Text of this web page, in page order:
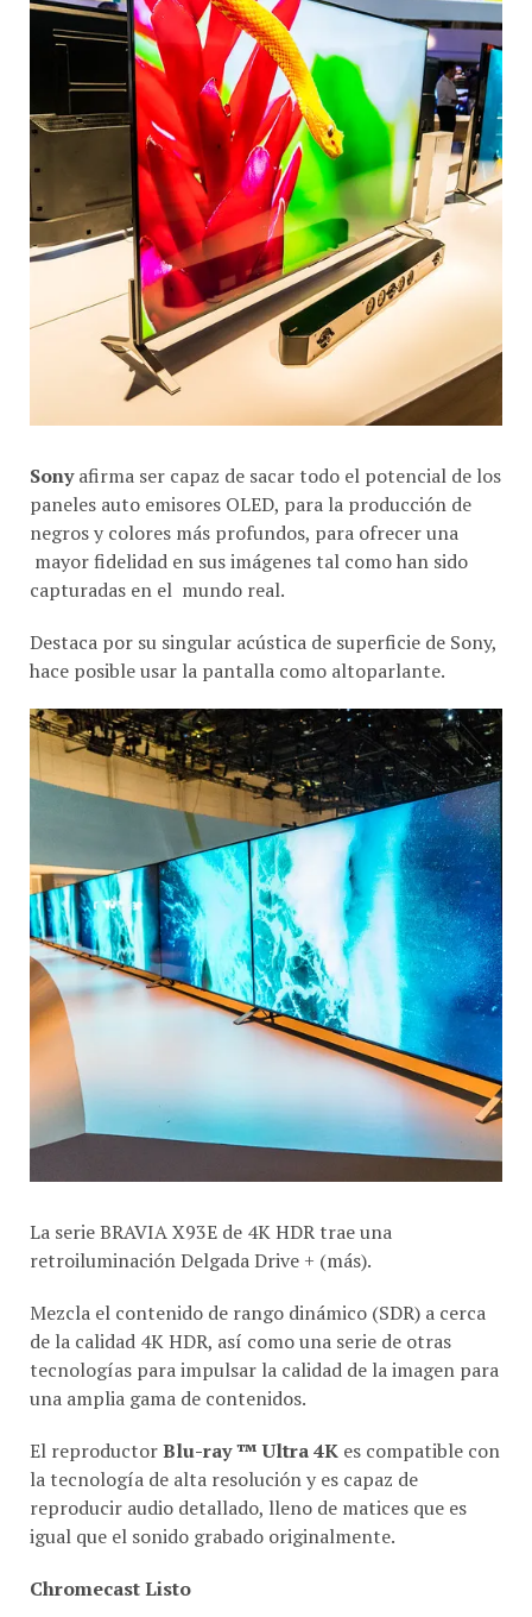
Sonyafirma ser capaz de sacar todo el potencial de los
paneles auto emisores OLED, para la producción de
negros y colores más profundos, para ofrecer una
mayor fidelidad en sus imágenes tal como han sido
capturadas en el mundo real.
Destaca por su singular acústica de superficie de Sony,
hace posible usar la pantalla como altoparlante.
La serie BRAVIA X93E de 4K HDR trae una
retroiluminación Delgada Drive + (más).
Mezcla el contenido de rango dinámico (SDR) a cerca
de la calidad 4K HDR, así como una serie de otras
tecnologías para impulsar la calidad de la imagen para
una amplia gama de contenidos.
El reproductorBlu-ray ™ Ultra 4K es compatible con
la tecnología de alta resolución y es capaz de
reproducir audio detallado, lleno de matices que es
igual que el sonido grabado originalmente.
Chromecast Listo